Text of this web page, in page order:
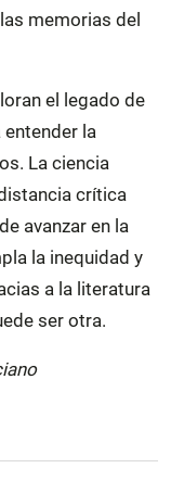
memorias del
el legado de
la
La ciencia
crítica
avanzar en la
la inequidad y
a la literatura
ser otra.